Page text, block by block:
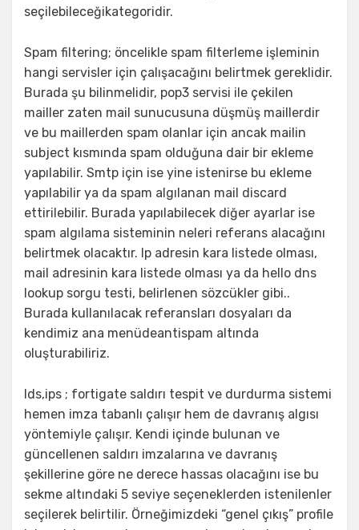
seçilebileceğikategoridir.
Spam filtering; öncelikle spam filterleme işleminin
hangi servisler için çalışacağını belirtmek gereklidir.
Burada şu bilinmelidir, pop3 servisi ile çekilen
mailler zaten mail sunucusuna düşmüş maillerdir
ve bu maillerden spam olanlar için ancak mailin
subject kısmında spam olduğuna dair bir ekleme
yapılabilir. Smtp için ise yine istenirse bu ekleme
yapılabilir ya da spam algılanan mail discard
ettirilebilir. Burada yapılabilecek diğer ayarlar ise
spam algılama sisteminin neleri referans alacağını
belirtmek olacaktır. Ip adresin kara listede olması,
mail adresinin kara listede olması ya da hello dns
lookup sorgu testi, belirlenen sözcükler gibi..
Burada kullanılacak referansları dosyaları da
kendimiz ana menüdeantispam altında
oluşturabiliriz.
Ids,ips ; fortigate saldırı tespit ve durdurma sistemi
hemen imza tabanlı çalışır hem de davranış algısı
yöntemiyle çalışır. Kendi içinde bulunan ve
güncellenen saldırı imzalarına ve davranış
şekillerine göre ne derece hassas olacağını ise bu
sekme altındaki 5 seviye seçeneklerden istenilenler
seçilerek belirtilir. Örneğimizdeki “genel çıkış” profile